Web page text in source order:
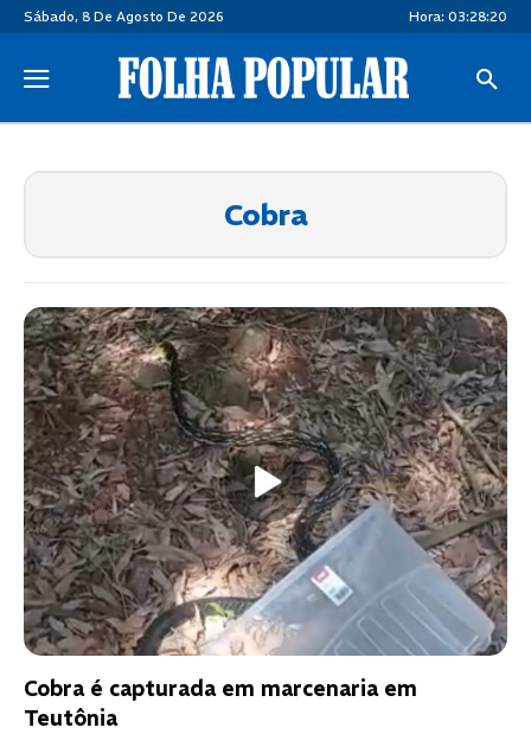
Sábado, 8 De Agosto De 2026 Hora: 03:28:20
Cobra
Cobra é capturada em marcenaria em
Teutônia